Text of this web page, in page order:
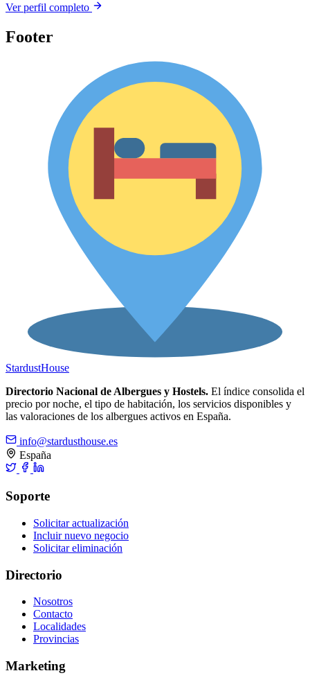
Ver perfil completo
Footer
StardustHouse
Directorio Nacional de Albergues y Hostels. El índice consolida el
precio por noche, el tipo de habitación, los servicios disponibles y
las valoraciones de los albergues activos en España.
info@stardusthouse.es
España
Soporte
Solicitar actualización
Incluir nuevo negocio
Solicitar eliminación
Directorio
Nosotros
Contacto
Localidades
Provincias
Marketing